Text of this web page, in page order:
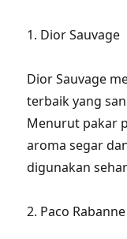
1. Dior Sauvage
Dior Sauvage
terbaik yang
Menurut pakar
aroma segar
digunakan
2. Paco